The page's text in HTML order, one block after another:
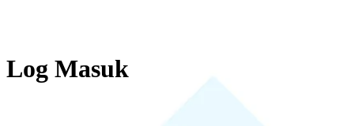
Log Masuk